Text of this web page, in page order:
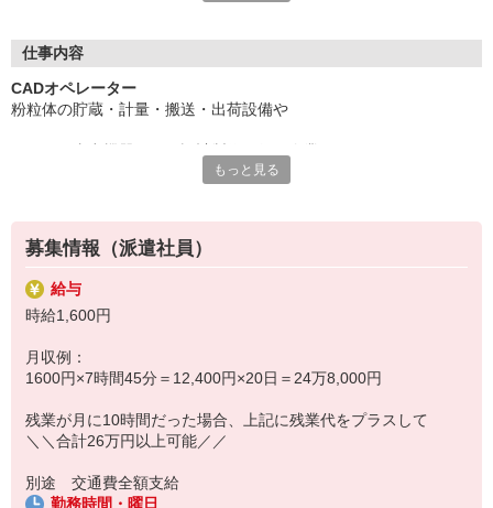
気になることやご質問はお問い合わせだけも大歓迎☆彡
仕事内容
CADオペレーター
粉粒体の貯蔵・計量・搬送・出荷設備や
MetaCAM、3D CAD、または、CamMagic LA700を使用します。
二次元レーザ加工機専用のCAD/CAMソフトの、
いずれかのソフトを使用したことのある業務経験者限定の求人にな
※長期のお仕事です。
もっと見る
募集情報（派遣社員）
給与
時給1,600円
月収例：
1600円×7時間45分＝12,400円×20日＝24万8,000円
残業が月に10時間だった場合、上記に残業代をプラスして
＼＼合計26万円以上可能／／
別途 交通費全額支給
勤務時間・曜日